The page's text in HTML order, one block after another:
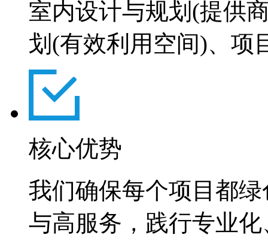
室内设计与规划(提供
划(有效利用空间)、项
核心优势
我们确保每个项目都
与高服务，践行专业